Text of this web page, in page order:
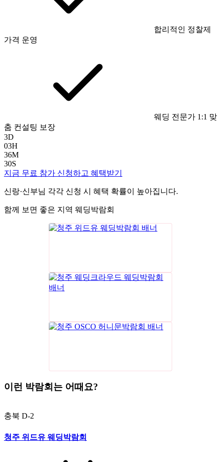
합리적인 정찰제
가격 운영
웨딩 전문가 1:1 맞
춤 컨설팅 보장
3D
03H
36M
29S
지금 무료 참가 신청하고 혜택받기
신랑·신부님 각각 신청 시 혜택 확률이 높아집니다.
함께 보면 좋은 지역 웨딩박람회
이런 박람회는 어때요?
충북 D-2
청주 위드유 웨딩박람회